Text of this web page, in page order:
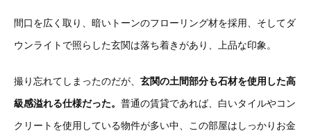
間口を広く取り、暗いトーンのフローリング材を採用、そしてダ
ウンライトで照らした玄関は落ち着きがあり、上品な印象。
撮り忘れてしまったのだが、 玄関の土間部分も石材を使用した高
級感溢れる仕様だった。 普通の賃貸であれば、白いタイルやコン
クリートを使用している物件が多い中、この部屋はしっかりお金